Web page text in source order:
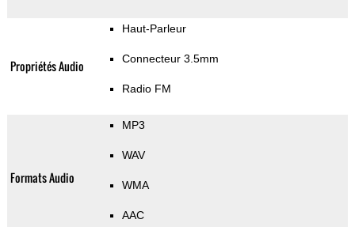
Propriétés Audio
Haut-Parleur
Connecteur 3.5mm
Radio FM
Formats Audio
MP3
WAV
WMA
AAC